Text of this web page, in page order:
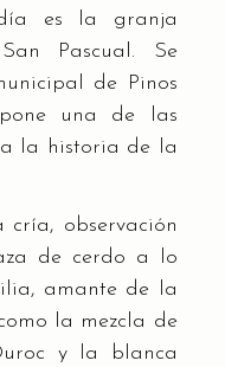
es la granja
Pascual. Se
de Pinos
una de las
la historia de la
observación
de cerdo a lo
amante de la
la mezcla de
y la blanca